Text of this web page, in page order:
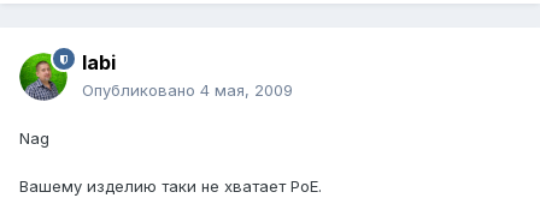
labi
Опубликовано 4 мая, 2009
Nag
Вашему изделию таки не хватает PoE.